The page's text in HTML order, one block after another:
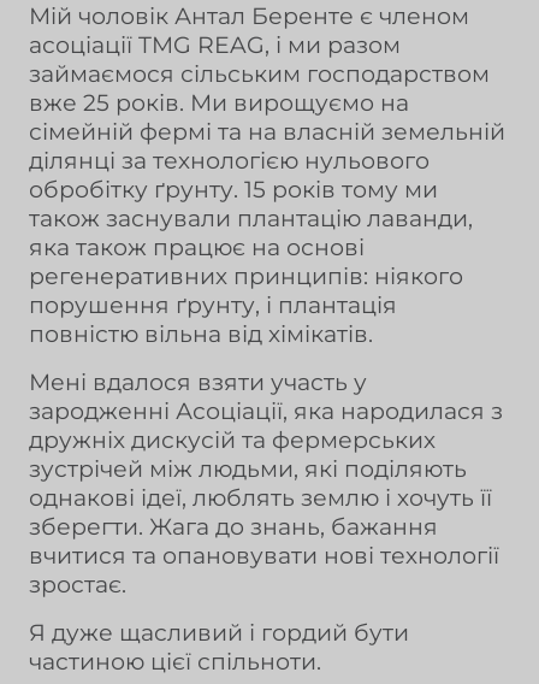
Мій чоловік Антал Беренте є членом
асоціації TMG REAG, і ми разом
займаємося сільським господарством
вже 25 років. Ми вирощуємо на
сімейній фермі та на власній земельній
ділянці за технологією нульового
обробітку ґрунту. 15 років тому ми
також заснували плантацію лаванди,
яка також працює на основі
регенеративних принципів: ніякого
порушення ґрунту, і плантація
повністю вільна від хімікатів.
Мені вдалося взяти участь у
зародженні Асоціації, яка народилася з
дружніх дискусій та фермерських
зустрічей між людьми, які поділяють
однакові ідеї, люблять землю і хочуть її
зберегти. Жага до знань, бажання
вчитися та опановувати нові технології
зростає.
Я дуже щасливий і гордий бути
частиною цієї спільноти.